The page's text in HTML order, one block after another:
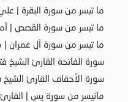
ما تيسر من سورة البقرة |
ما تيسر من سورة القصص |
ما تيسر من سورة آل
سورة الفاتحة القارئ
سورة الأحقاف القارئ
ماتيسر من سورة يس | القارئ